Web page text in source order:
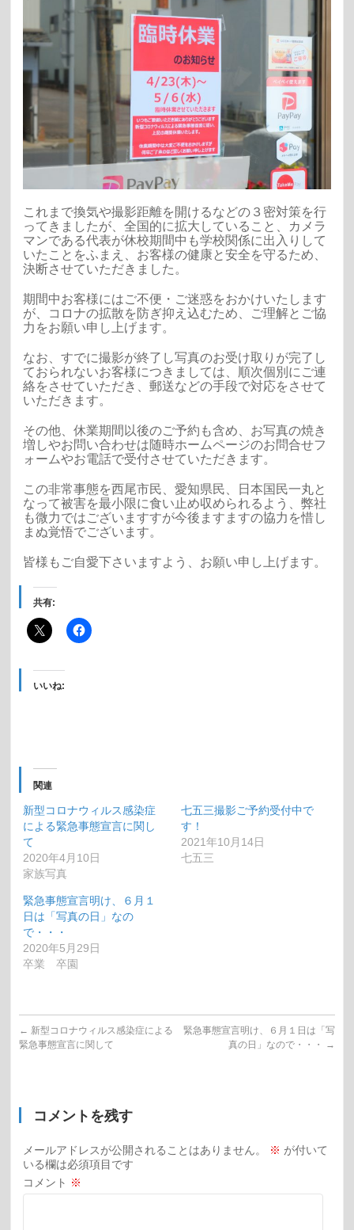
これまで換気や撮影距離を開けるなどの３密対策を行
ってきましたが、全国的に拡大していること、カメラ
マンである代表が休校期間中も学校関係に出入りして
いたことをふまえ、お客様の健康と安全を守るため、
決断させていただきました。
期間中お客様にはご不便・ご迷惑をおかけいたします
が、コロナの拡散を防ぎ抑え込むため、ご理解とご協
力をお願い申し上げます。
なお、すでに撮影が終了し写真のお受け取りが完了し
ておられないお客様につきましては、順次個別にご連
絡をさせていただき、郵送などの手段で対応をさせて
いただきます。
その他、休業期間以後のご予約も含め、お写真の焼き
増しやお問い合わせは随時ホームページのお問合せフ
ォームやお電話で受付させていただきます。
この非常事態を西尾市民、愛知県民、日本国民一丸と
なって被害を最小限に食い止め収められるよう、弊社
も微力ではございますすが今後ますますの協力を惜し
まぬ覚悟でございます。
皆様もご自愛下さいますよう、お願い申し上げます。
共有:
いいね:
関連
新型コロナウィルス感染症
による緊急事態宣言に関し
て
2020年4月10日
家族写真
七五三撮影ご予約受付中で
す！
2021年10月14日
七五三
緊急事態宣言明け、６月１
日は「写真の日」なの
で・・・
2020年5月29日
卒業 卒園
← 新型コロナウィルス感染症による
緊急事態宣言に関して
緊急事態宣言明け、６月１日は「写
真の日」なので・・・
→
コメントを残す
メールアドレスが公開されることはありません。 ※ が付いて
いる欄は必須項目です
コメント ※